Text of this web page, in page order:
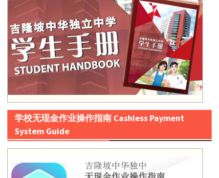
学校无现金作业操作指南 Cashless Payment
System Guide